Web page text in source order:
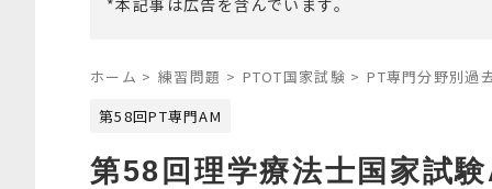
*本記事は広告を含んでいます。
ホーム > 練習問題 > PTOT国家試験 > PT専門分野別過
第58回PT専門AM
第58回理学療法士国家試